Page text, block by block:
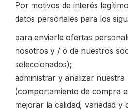
Por motivos de interés
datos personales para los
para enviarle ofertas
nosotros y / o de nuestros
seleccionados);
administrar y analizar nuestra
(comportamiento de compra
mejorar la calidad, variedad y